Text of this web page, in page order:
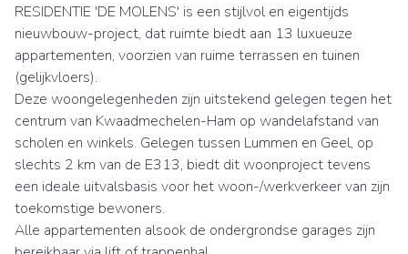
RESIDENTIE 'DE MOLENS' is een stijlvol en eigentijds
nieuwbouw-project, dat ruimte biedt aan 13 luxueuze
appartementen, voorzien van ruime terrassen en tuinen
(gelijkvloers).
Deze woongelegenheden zijn uitstekend gelegen tegen het
centrum van Kwaadmechelen-Ham op wandelafstand van
scholen en winkels. Gelegen tussen Lummen en Geel, op
slechts 2 km van de E313, biedt dit woonproject tevens
een ideale uitvalsbasis voor het woon-/werkverkeer van zijn
toekomstige bewoners.
Alle appartementen alsook de ondergrondse garages zijn